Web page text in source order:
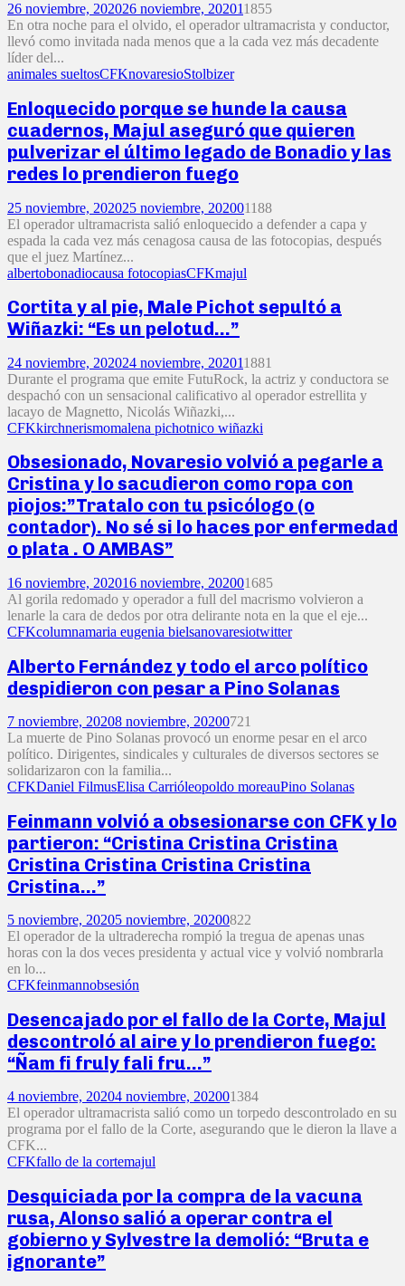
26 noviembre, 202026 noviembre, 202011855
En otra noche para el olvido, el operador ultramacrista y conductor,
llevó como invitada nada menos que a la cada vez más decadente
líder del...
animales sueltosCFKnovaresioStolbizer
Enloquecido porque se hunde la causa
cuadernos, Majul aseguró que quieren
pulverizar el último legado de Bonadio y las
redes lo prendieron fuego
25 noviembre, 202025 noviembre, 202001188
El operador ultramacrista salió enloquecido a defender a capa y
espada la cada vez más cenagosa causa de las fotocopias, después
que el juez Martínez...
albertobonadiocausa fotocopiasCFKmajul
Cortita y al pie, Male Pichot sepultó a
Wiñazki: “Es un pelotud…”
24 noviembre, 202024 noviembre, 202011881
Durante el programa que emite FutuRock, la actriz y conductora se
despachó con un sensacional calificativo al operador estrellita y
lacayo de Magnetto, Nicolás Wiñazki,...
CFKkirchnerismomalena pichotnico wiñazki
Obsesionado, Novaresio volvió a pegarle a
Cristina y lo sacudieron como ropa con
piojos:”Tratalo con tu psicólogo (o
contador). No sé si lo haces por enfermedad
o plata . O AMBAS”
16 noviembre, 202016 noviembre, 202001685
Al gorila redomado y operador a full del macrismo volvieron a
lenarle la cara de dedos por otra delirante nota en la que el eje...
CFKcolumnamaria eugenia bielsanovaresiotwitter
Alberto Fernández y todo el arco político
despidieron con pesar a Pino Solanas
7 noviembre, 20208 noviembre, 20200721
La muerte de Pino Solanas provocó un enorme pesar en el arco
político. Dirigentes, sindicales y culturales de diversos sectores se
solidarizaron con la familia...
CFKDaniel FilmusElisa Carrióleopoldo moreauPino Solanas
Feinmann volvió a obsesionarse con CFK y lo
partieron: “Cristina Cristina Cristina
Cristina Cristina Cristina Cristina
Cristina…”
5 noviembre, 20205 noviembre, 20200822
El operador de la ultraderecha rompió la tregua de apenas unas
horas con la dos veces presidenta y actual vice y volvió nombrarla
en lo...
CFKfeinmannobsesión
Desencajado por el fallo de la Corte, Majul
descontroló al aire y lo prendieron fuego:
“Ñam fi fruly fali fru…”
4 noviembre, 20204 noviembre, 202001384
El operador ultramacrista salió como un torpedo descontrolado en su
programa por el fallo de la Corte, asegurando que le dieron la llave a
CFK...
CFKfallo de la cortemajul
Desquiciada por la compra de la vacuna
rusa, Alonso salió a operar contra el
gobierno y Sylvestre la demolió: “Bruta e
ignorante”